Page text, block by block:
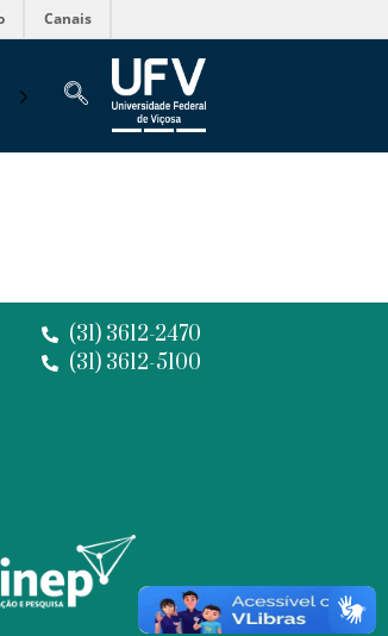
Canais
(31) 3612-2470
(31) 3612-5100